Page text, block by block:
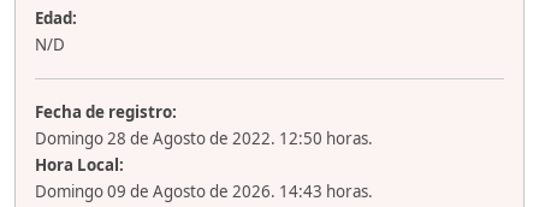
Edad:
N/D
Fecha de registro:
Domingo 28 de Agosto de 2022. 12:50 horas.
Hora Local:
Domingo 09 de Agosto de 2026. 14:43 horas.